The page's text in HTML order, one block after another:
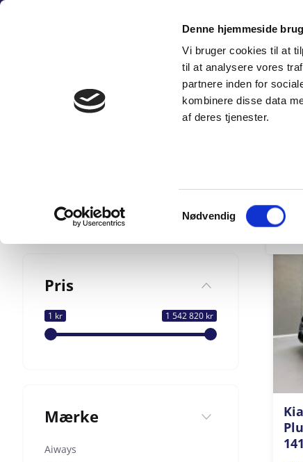
Denne hjemmeside
Vi bruger cookies til at
til at analysere vores
partnere inden for
kombinere disse data
af deres tjenester.
Samtykkevalg
Nødvendig
Fortsæt
SÆLG
Kia
Pris
1 kr 1 542 820 kr
Mærke
Aiways